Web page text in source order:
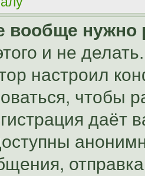
вообще нужно
и не
настроил
чтобы
даёт